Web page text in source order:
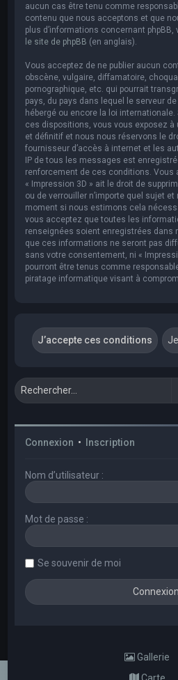
aucun cas être tenu comme
contenu que nous acceptons et que
plus d’informations concernant
le site de phpBB (en anglais).
Vous acceptez de ne publier aucun
obscène, vulgaire, diffamatoire,
pornographique, etc. qui pourrait
pays, du pays dans lequel le serveur
hébergé ou encore la loi
ces dispositions, vous vous exposez
et définitif et nous nous réservons le
fournisseur d’accès à internet et les
IP de tous les messages est
renforcement de ces conditions. Vous
« Impression 3D » ait le droit de
ou de verrouiller n’importe quel sujet et
moment si nous estimons cela
vous acceptez que toutes les
renseignées soient enregistrées dans
que ces informations ne seront pas
sans votre consentement, ni «
pourront être tenus comme
piratage informatique visant à
Connexion • Inscription
Nom d’utilisateur :
Mot de passe :
Se souvenir de moi
Gallerie
Carte